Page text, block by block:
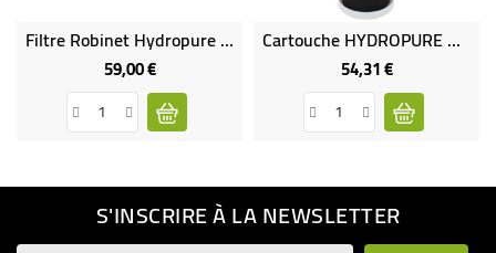
Filtre Robinet Hydropure Serenity
59,00 €Prix
Cartouche HYDROPURE AM Standard 9“3/4
54,31 €Prix
S'INSCRIRE À LA NEWSLETTER